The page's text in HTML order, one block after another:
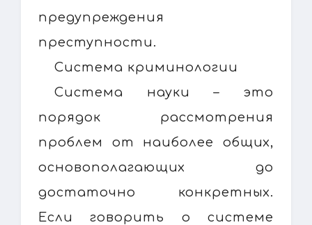
предупреждения
преступности.
Система криминологии
Система науки – это
порядок рассмотрения
проблем от наиболее общих,
основополагающих до
достаточно конкретных.
Если говорить о системе